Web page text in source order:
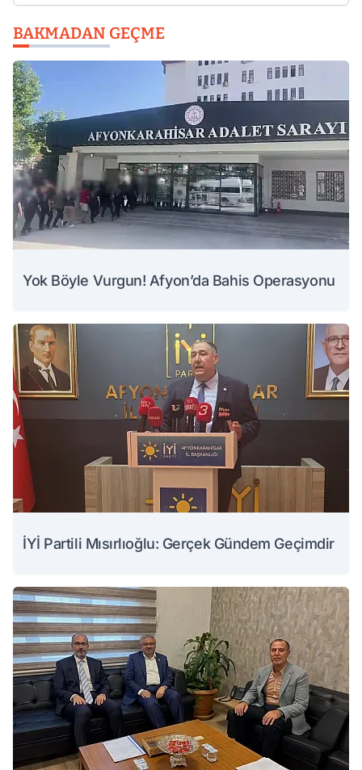
BAKMADAN GEÇME
Yok Böyle Vurgun! Afyon’da Bahis Operasyonu
İYİ Partili Mısırlıoğlu: Gerçek Gündem Geçimdir